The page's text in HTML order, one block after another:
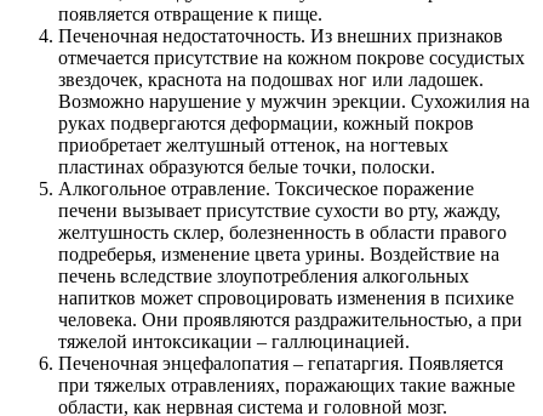
появляется отвращение к пище.
Печеночная недостаточность. Из внешних признаков
отмечается присутствие на кожном покрове сосудистых
звездочек, краснота на подошвах ног или ладошек.
Возможно нарушение у мужчин эрекции. Сухожилия на
руках подвергаются деформации, кожный покров
приобретает желтушный оттенок, на ногтевых
пластинах образуются белые точки, полоски.
Алкогольное отравление. Токсическое поражение
печени вызывает присутствие сухости во рту, жажду,
желтушность склер, болезненность в области правого
подреберья, изменение цвета урины. Воздействие на
печень вследствие злоупотребления алкогольных
напитков может спровоцировать изменения в психике
человека. Они проявляются раздражительностью, а при
тяжелой интоксикации – галлюцинацией.
Печеночная энцефалопатия – гепатаргия. Появляется
при тяжелых отравлениях, поражающих такие важные
области, как нервная система и головной мозг.